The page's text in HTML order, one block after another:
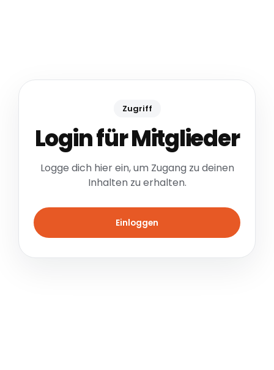
Zugriff
Login für Mitglieder
Logge dich hier ein, um Zugang zu deinen
Inhalten zu erhalten.
Einloggen